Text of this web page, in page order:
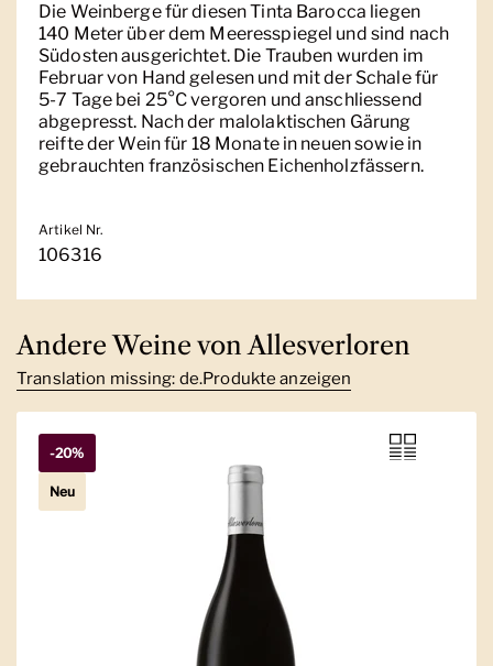
Die Weinberge für diesen Tinta Barocca liegen
140 Meter über dem Meeresspiegel und sind nach
Südosten ausgerichtet. Die Trauben wurden im
Februar von Hand gelesen und mit der Schale für
5-7 Tage bei 25°C vergoren und anschliessend
abgepresst. Nach der malolaktischen Gärung
reifte der Wein für 18 Monate in neuen sowie in
gebrauchten französischen Eichenholzfässern.
Artikel Nr.
106316
Andere Weine von Allesverloren
Translation missing: de.Produkte anzeigen
-20%
Neu